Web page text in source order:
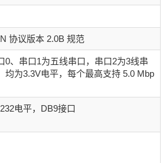
协议版本 2.0B 规范
0、串口1为五线串口，串口2为3线串
均为3.3V电平，每个最高支持 5.0 Mbp
电平，DB9接口